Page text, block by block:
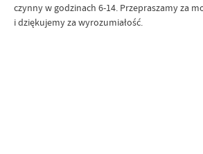
czynny w godzinach 6-14. Przepraszamy za
i dziękujemy za wyrozumiałość.